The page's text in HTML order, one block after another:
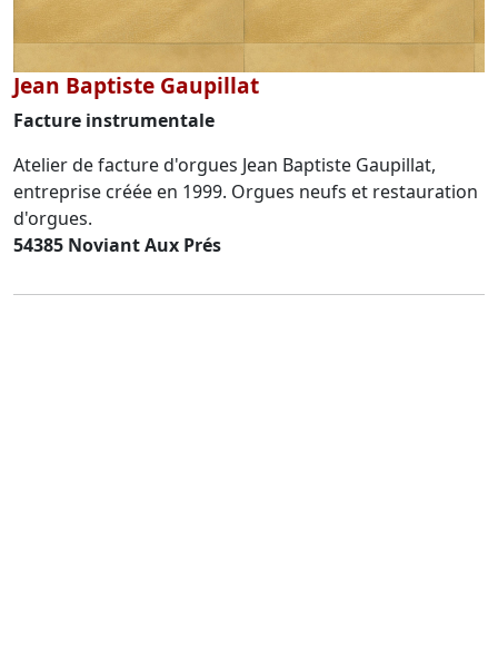
Jean Baptiste Gaupillat
Facture instrumentale
Atelier de facture d'orgues Jean Baptiste Gaupillat,
entreprise créée en 1999. Orgues neufs et restauration
d'orgues.
54385 Noviant Aux Prés